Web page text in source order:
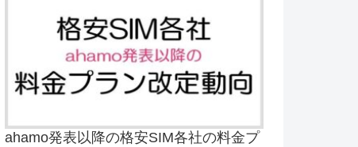
ahamo発表以降の格安SIM各社の料金プ